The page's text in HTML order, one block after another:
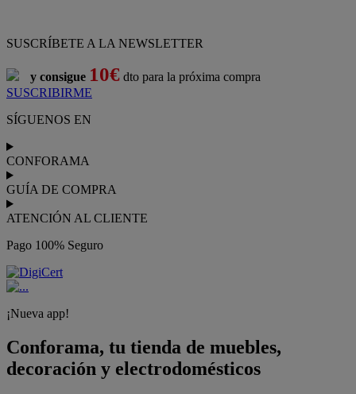
SUSCRÍBETE A LA NEWSLETTER
y consigue 10€ dto para la próxima compra
SUSCRIBIRME
SÍGUENOS EN
CONFORAMA
GUÍA DE COMPRA
ATENCIÓN AL CLIENTE
Pago 100% Seguro
¡Nueva app!
Conforama, tu tienda de muebles,
decoración y electrodomésticos